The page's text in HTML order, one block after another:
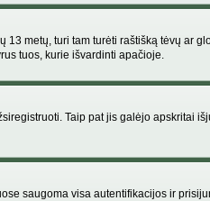
metų, turi tam turėti raštišką tėvų ar
tuos, kurie išvardinti apačioje.
Taip pat jis galėjo apskritai
saugoma visa autentifikacijos ir